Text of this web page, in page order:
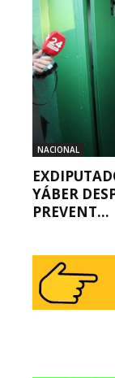
NACIONAL
YÁBER
PREVENT...